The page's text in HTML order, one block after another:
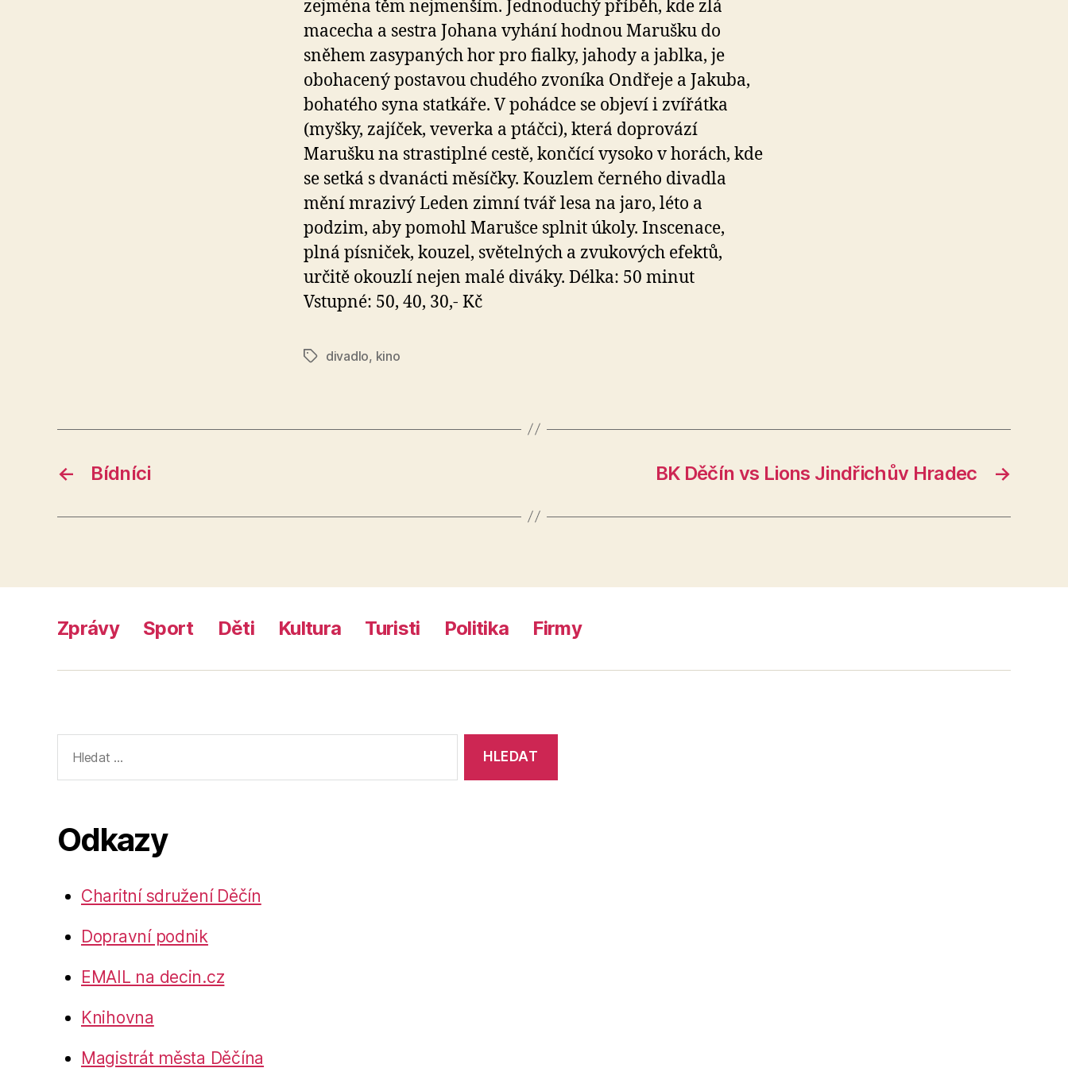
zejména těm nejmenším. Jednoduchý příběh, kde zlá
macecha a sestra Johana vyhání hodnou Marušku do
sněhem zasypaných hor pro fialky, jahody a jablka, je
obohacený postavou chudého zvoníka Ondřeje a Jakuba,
bohatého syna statkáře. V pohádce se objeví i zvířátka
(myšky, zajíček, veverka a ptáčci), která doprovází
Marušku na strastiplné cestě, končící vysoko v horách, kde
se setká s dvanácti měsíčky. Kouzlem černého divadla
mění mrazivý Leden zimní tvář lesa na jaro, léto a
podzim, aby pomohl Marušce splnit úkoly. Inscenace,
plná písniček, kouzel, světelných a zvukových efektů,
určitě okouzlí nejen malé diváky. Délka: 50 minut
Vstupné: 50, 40, 30,- Kč
Štítkydivadlo, kino
← Bídníci →
BK Děčín vs Lions Jindřichův Hradec
Zprávy Sport Děti Kultura Turisti Politika Firmy
vyhledávání:
Odkazy
Charitní sdružení Děčín
Dopravní podnik
EMAIL na decin.cz
Knihovna
Magistrát města Děčína